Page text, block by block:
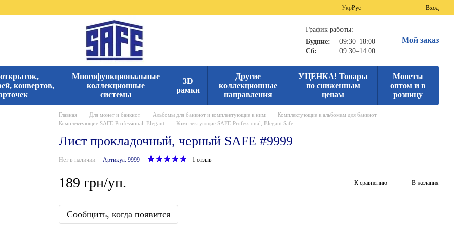
УкрРус Вход
График работы:
Будние:
09:30–18:00
Сб:
09:30–14:00
Мой заказ
конвертов,
Многофункциональные
коллекционные
системы
3D
рамки
Другие
коллекционные
направления
УЦЕНКА! Товары
по сниженным
ценам
Монеты
оптом и в
розницу
Главная Для монет и банкнот Альбомы для банкнот и комплектующие к ним
Комплектующие к альбомам для банкнот
Комплектующие SAFE Professional, Elegant
Комплектующие SAFE Professional, Elegant Safe
Лист прокладочный, черный SAFE #9999
Нет в наличии Артикул: 9999 1 отзыв
189 грн/уп. К сравнению В желания
Сообщить, когда появится